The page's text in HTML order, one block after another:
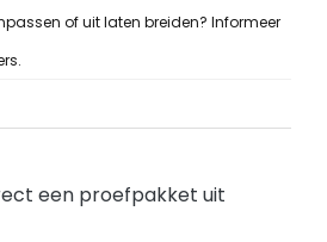
of uit laten breiden? Informeer
een proefpakket uit